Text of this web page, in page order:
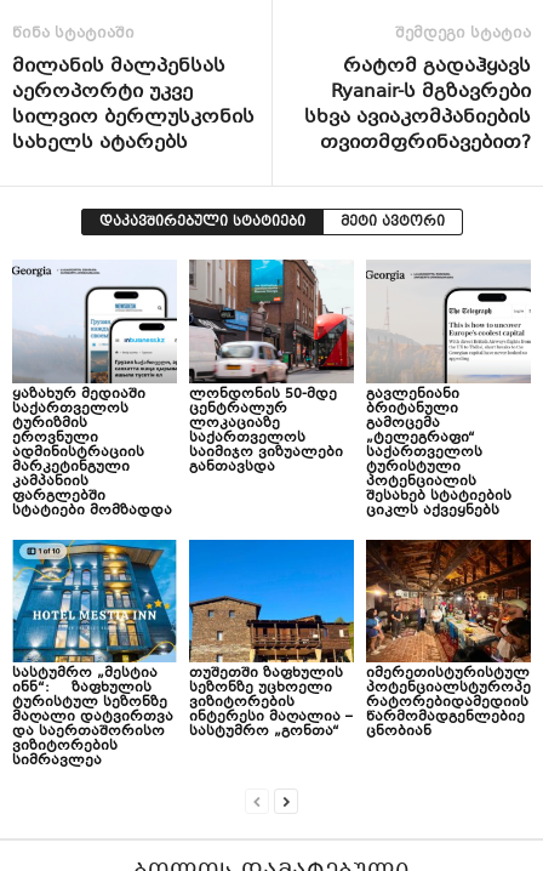
წინა სტატიაში
მილანის მალპენსას
აეროპორტი უკვე
სილვიო ბერლუსკონის
სახელს ატარებს
შემდეგი სტატია
რატომ გადაჰყავს
Ryanair-ს მგზავრები
სხვა ავიაკომპანიების
თვითმფრინავებით?
დაკავშირებული სტატიები მეტი ავტორი
ყაზახურ მედიაში
საქართველოს
ტურიზმის
ეროვნული
ადმინისტრაციის
მარკეტინგული
კამპანიის
ფარგლებში
სტატიები მომზადდა
ლონდონის 50-მდე
ცენტრალურ
ლოკაციაზე
საქართველოს
საიმიჯო ვიზუალები
განთავსდა
გავლენიანი
ბრიტანული
გამოცემა
„ტელეგრაფი“
საქართველოს
ტურისტული
პოტენციალის
შესახებ სტატიების
ციკლს აქვეყნებს
სასტუმრო „მესტია
ინნ“: ზაფხულის
ტურისტულ სეზონზე
მაღალი დატვირთვა
და საერთაშორისო
ვიზიტორების
სიმრავლეა
თუშეთში ზაფხულის
სეზონზე უცხოელი
ვიზიტორების
ინტერესი მაღალია –
სასტუმრო „გონთა“
იმერეთისტურისტულ
პოტენციალსტუროპე
რატორებიდამედიის
წარმომადგენლებიე
ცნობიან